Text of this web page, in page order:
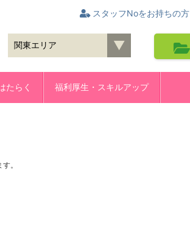
スタッフNoをお持ちの方
たらく 福利厚生・スキルアップ
。